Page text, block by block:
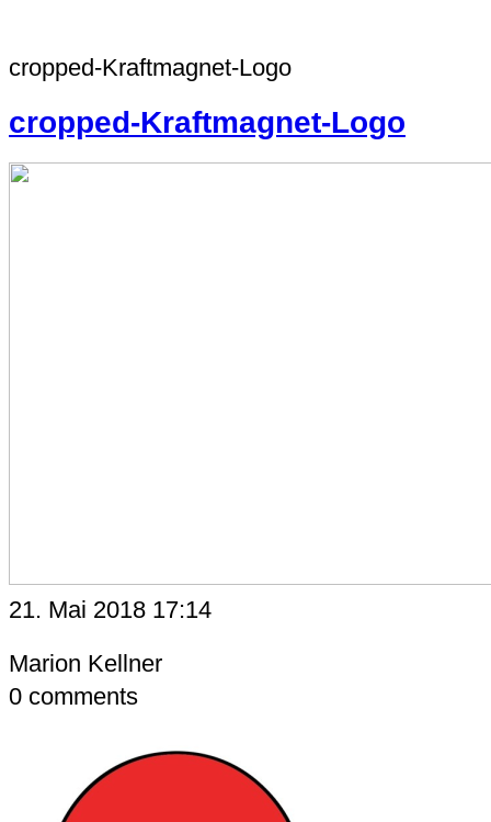
cropped-Kraftmagnet-Logo
cropped-Kraftmagnet-Logo
21. Mai 2018 17:14
Marion Kellner
0 comments